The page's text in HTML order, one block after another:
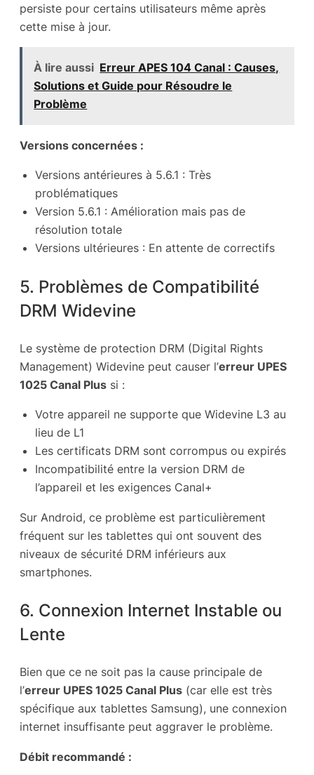
persiste pour certains utilisateurs même après
cette mise à jour.
À lire aussi Erreur APES 104 Canal : Causes,
Solutions et Guide pour Résoudre le
Problème
Versions concernées :
Versions antérieures à 5.6.1 : Très
problématiques
Version 5.6.1 : Amélioration mais pas de
résolution totale
Versions ultérieures : En attente de correctifs
5. Problèmes de Compatibilité
DRM Widevine
Le système de protection DRM (Digital Rights
Management) Widevine peut causer l’erreur UPES
1025 Canal Plus si :
Votre appareil ne supporte que Widevine L3 au
lieu de L1
Les certificats DRM sont corrompus ou expirés
Incompatibilité entre la version DRM de
l’appareil et les exigences Canal+
Sur Android, ce problème est particulièrement
fréquent sur les tablettes qui ont souvent des
niveaux de sécurité DRM inférieurs aux
smartphones.
6. Connexion Internet Instable ou
Lente
Bien que ce ne soit pas la cause principale de
l’erreur UPES 1025 Canal Plus (car elle est très
spécifique aux tablettes Samsung), une connexion
internet insuffisante peut aggraver le problème.
Débit recommandé :